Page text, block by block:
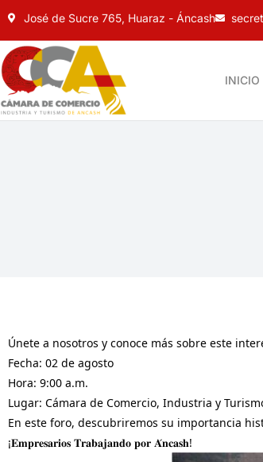
José de Sucre 765, Huaraz - Áncash
INICIO
Únete a nosotros y conoce más sobre este
Fecha: 02 de agosto
Hora: 9:00 a.m.
Lugar: Cámara de Comercio, Industria y
En este foro, descubriremos su importancia
¡𝐄𝐦𝐩𝐫𝐞𝐬𝐚𝐫𝐢𝐨𝐬 𝐓𝐫𝐚𝐛𝐚𝐣𝐚𝐧𝐝𝐨 𝐩𝐨𝐫 𝐀́𝐧𝐜𝐚𝐬𝐡!